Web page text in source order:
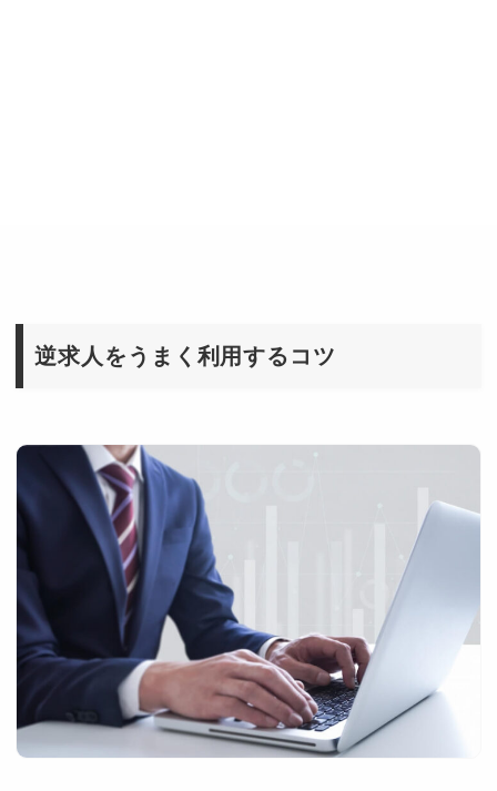
逆求人をうまく利用するコツ